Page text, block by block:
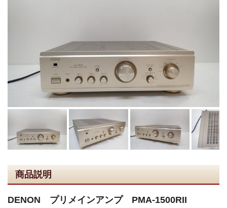
商品説明
DENON プリメインアンプ PMA-1500RII